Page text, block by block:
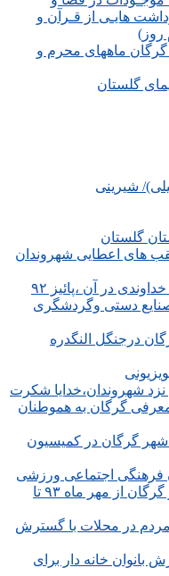
هایـی از قـرآن و
روز)
ماههای محرم و
گلستان
شیرینی
گلستان
های اعطایی شهروندان
دستی وگردشگری
درجنگل النگدره
شهروندان،خدایا شکرت
گرگان به هموطنان
گرگان در کمیسیون
کمیسیون فرهنگی اجتماعی ورزشی
دوره چهارم شورای اسلامی شهر گرگان از مهر ماه ۹۳ تا
در محلات با گسترش
بانوان خانه دار برای